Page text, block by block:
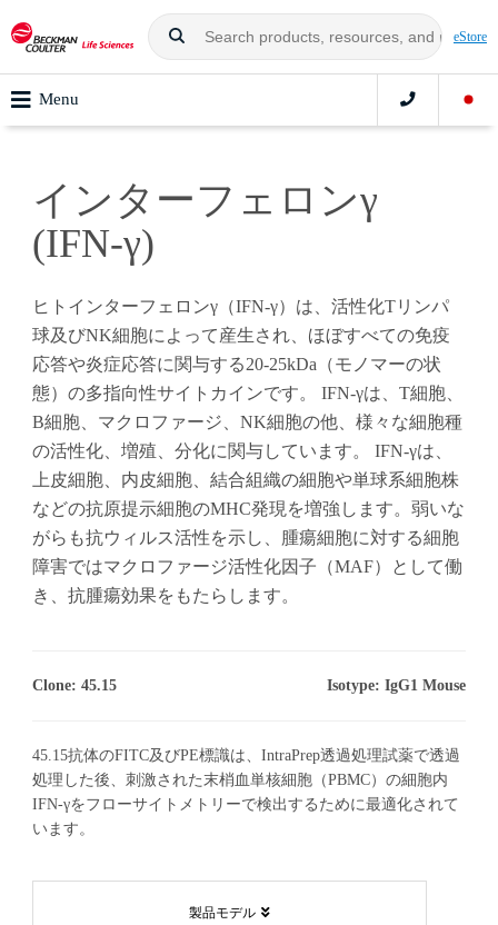
eStore
Menu
インターフェロンγ
(IFN-γ)
ヒトインターフェロンγ（IFN-γ）は、活性化Tリンパ
球及びNK細胞によって産生され、ほぼすべての免疫
応答や炎症応答に関与する20-25kDa（モノマーの状
態）の多指向性サイトカインです。 IFN-γは、T細胞、
B細胞、マクロファージ、NK細胞の他、様々な細胞種
の活性化、増殖、分化に関与しています。 IFN-γは、
上皮細胞、内皮細胞、結合組織の細胞や単球系細胞株
などの抗原提示細胞のMHC発現を増強します。弱いな
がらも抗ウィルス活性を示し、腫瘍細胞に対する細胞
障害ではマクロファージ活性化因子（MAF）として働
き、抗腫瘍効果をもたらします。
Clone: 45.15 Isotype: IgG1 Mouse
45.15抗体のFITC及びPE標識は、IntraPrep透過処理試薬で透過
処理した後、刺激された末梢血単核細胞（PBMC）の細胞内
IFN-γをフローサイトメトリーで検出するために最適化されて
います。
製品モデル